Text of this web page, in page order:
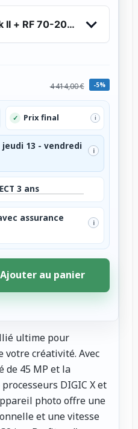
II + RF 70-200mm f/4 L IS
4 414,00 € -5%
✓ Prix final i
13 - vendredi
i
3 ans
assurance
i
Ajouter au panier
ultime pour
votre créativité. Avec
de 45 MP et la
DIGIC X et
photo offre une
et une vitesse